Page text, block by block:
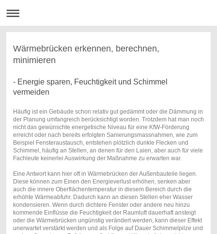
Wärmebrücken erkennen, berechnen,
minimieren
- Energie sparen, Feuchtigkeit und Schimmel
vermeiden
Häufig ist ein Gebäude schon relativ gut gedämmt oder die Dämmung in
der Planung umfangreich berücksichtigt worden. Trotzdem hat man noch
nicht das gewünschte energetische Niveau für eine KfW-Förderung
erreicht oder nach bereits erfolgten Sanierungsmassnahmen, wie zum
Beispiel Fensteraustausch, entstehen plötzlich dunkle Flecken und
Schimmel, häufig an Stellen, an denen für den Laien, aber auch für viele
Fachleute keinerlei Auswirkung der Maßnahme zu erwarten war.
Eine Antwort kann hier oft in Wärmebrücken der Außenbauteile liegen.
Diese können zum Einen den Energieverlust erhöhen, senken aber
auch die innere Oberflächentemperatur in diesem Bereich durch die
erhöhte Wärmeabfuhr. Dadurch kann an diesen Stellen eher Wasser
kondensieren. Wenn durch dichtere Fenster oder andere neu hinzu
kommende Einflüsse die Feuchtigkeit der Raumluft dauerhaft ansteigt
oder die Wärmebrücken ungünstig verändert werden, kann dieser Effekt
unerwartet verstärkt werden und als Folge auf Dauer Schimmelpilze und